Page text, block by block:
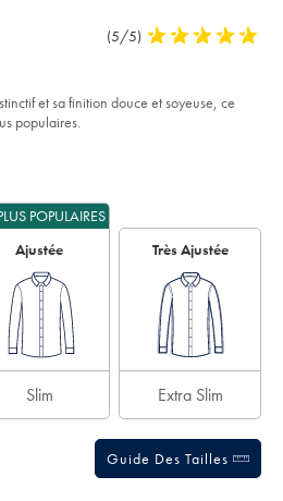
Commentaires
(5/5) 5
5
et sa finition douce et soyeuse, ce
populaires.
POPULAIRES
Ajustée
Slim
Très Ajustée
Extra Slim
Guide Des Tailles